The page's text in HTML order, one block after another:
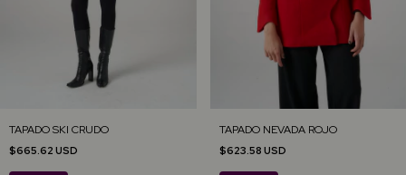
TAPADO SKI CRUDO
$665.62 USD
TAPADO NEVADA ROJO
$623.58 USD